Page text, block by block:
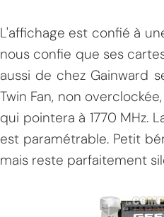
L'affichage est confié à
nous confie que ses
aussi de chez Gainward
Twin Fan, non
qui pointera à 1770 MHz.
est paramétrable. Petit
mais reste parfaitement